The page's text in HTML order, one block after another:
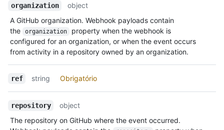
organization
object
A GitHub organization. Webhook payloads contain
the
organization
property when the webhook is
configured for an organization, or when the event occurs
from activity in a repository owned by an organization.
ref string Obrigatório
repository
object
The repository on GitHub where the event occurred.